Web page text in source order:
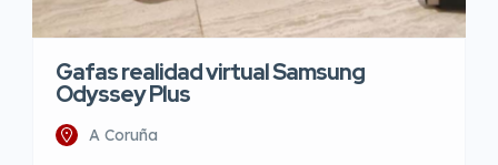
Gafas realidad virtual Samsung
Odyssey Plus
A Coruña